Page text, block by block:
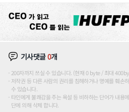
기사댓글0개
200자까지 쓰실 수 있습니다. (현재 0 byte / 최대
저작권 등 다른 사람의 권리를 침해하거나 명예를 훼손
수 있습니다.
타인에게 불쾌감을 주는 욕설 등 비하하는 단어가 내용
단에 의해 삭제 합니다.